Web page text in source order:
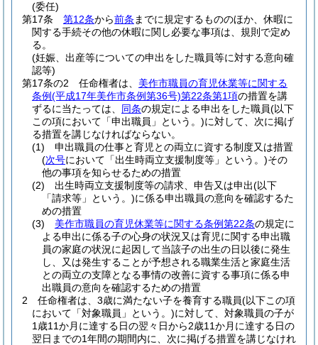
(委任)
第17条
第12条から前条 までに規定するもののほか、休暇に
関する手続その他の休暇に関し必要な事項は、規則で定め
る。
(妊娠、出産等についての申出をした職員等に対する意向確
認等)
第17条の2
任命権者は、 美作市職員の育児休業等に関する
条例(平成17年美作市条例第36号)第22条第1項の措置を講
ずるに当たっては、 同条の規定による申出をした職員(以下
この項において「申出職員」という。)に対して、次に掲げ
る措置を講じなければならない。
(1)
申出職員の仕事と育児との両立に資する制度又は措置
(次号において「出生時両立支援制度等」という。)その
他の事項を知らせるための措置
(2)
出生時両立支援制度等の請求、申告又は申出(以下
「請求等」という。)に係る申出職員の意向を確認するた
めの措置
(3)
美作市職員の育児休業等に関する条例第22条の規定に
よる申出に係る子の心身の状況又は育児に関する申出職
員の家庭の状況に起因して当該子の出生の日以後に発生
し、又は発生することが予想される職業生活と家庭生活
との両立の支障となる事情の改善に資する事項に係る申
出職員の意向を確認するための措置
2
任命権者は、3歳に満たない子を養育する職員(以下この項
において「対象職員」という。)に対して、対象職員の子が
1歳11か月に達する日の翌々日から2歳11か月に達する日の
翌日までの1年間の期間内に、次に掲げる措置を講じなけれ